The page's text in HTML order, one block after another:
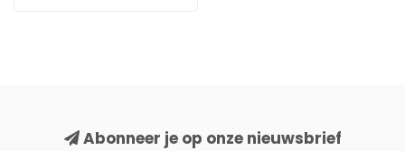
Abonneer je op onze nieuwsbrief